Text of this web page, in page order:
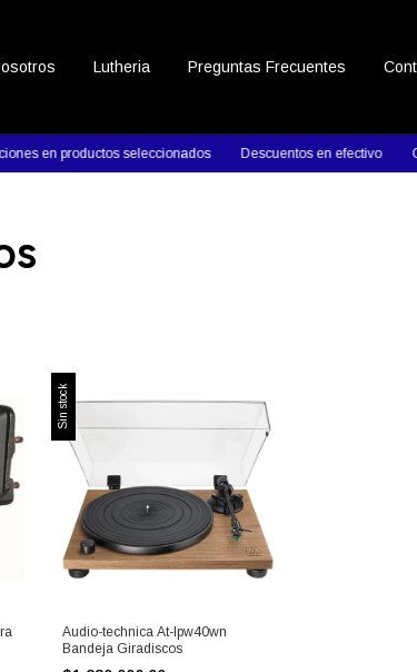
Lutheria Preguntas Frecuentes
en productos seleccionados Descuentos en efectivo
Sin stock
Audio-technica At-lpw40wn
Bandeja Giradiscos